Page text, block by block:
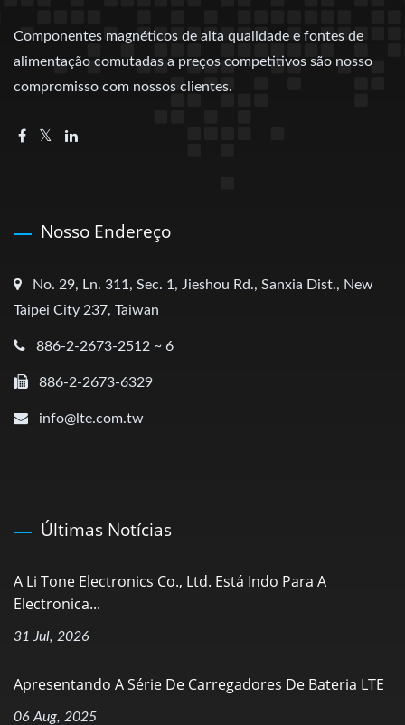
Componentes magnéticos de alta qualidade e fontes de
alimentação comutadas a preços competitivos são nosso
compromisso com nossos clientes.
Nosso Endereço
No. 29, Ln. 311, Sec. 1, Jieshou Rd., Sanxia Dist., New
Taipei City 237, Taiwan
886-2-2673-2512 ~ 6
886-2-2673-6329
info@lte.com.tw
Últimas Notícias
A Li Tone Electronics Co., Ltd. Está Indo Para A
Electronica...
31 Jul, 2026
Apresentando A Série De Carregadores De Bateria LTE
06 Aug, 2025